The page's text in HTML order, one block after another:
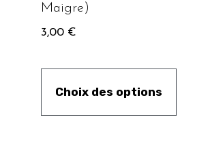
Maigre)
3,00 €
Choix des options